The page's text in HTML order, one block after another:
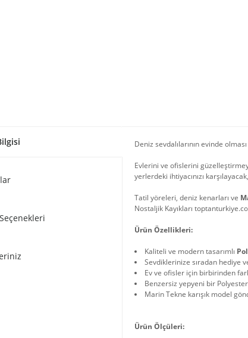
Deniz sevdalılarının evinde
Evlerini ve ofislerini
yerlerdeki ihtiyacınızı
Tatil yöreleri, deniz kenarları ve
Nostaljik Kayıkları
Ürün Özellikleri:
Kaliteli ve modern tasarımlı
Sevdiklerinize sıradan hediye
Ev ve ofisler için birbirinden
Benzersiz yepyeni bir Polyester
Marin Tekne karışık model
Ürün Ölçüleri: